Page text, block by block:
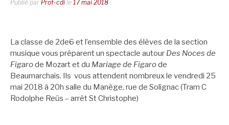
Publié par Prof-cdi le 17 mai 2018
La classe de 2de6 et l’ensemble des élèves de la section
musique vous préparent un spectacle autour Des Noces de
Figarode Mozart et du Mariage de Figarode
Beaumarchais. Ils vous attendent nombreux le vendredi 25
mai 2018 à 20h salle du Manège, rue de Solignac (Tram C
Rodolphe Reüs – arrêt St Christophe)